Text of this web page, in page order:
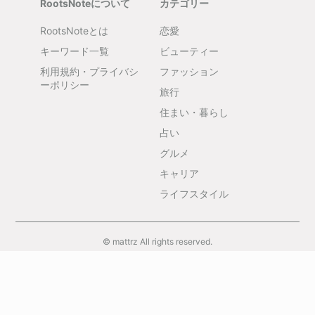
RootsNoteについて
RootsNoteとは
キーワード一覧
利用規約・プライバシ
ーポリシー
カテゴリー
恋愛
ビューティー
ファッション
旅行
住まい・暮らし
占い
グルメ
キャリア
ライフスタイル
© mattrz All rights reserved.